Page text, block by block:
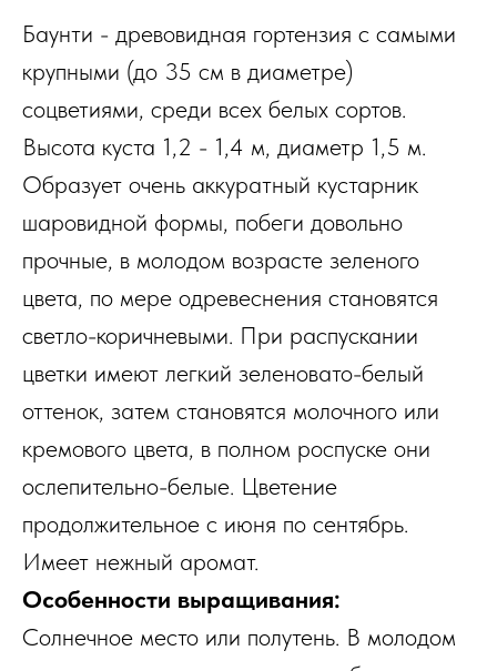
Баунти - древовидная гортензия с самыми
крупными (до 35 см в диаметре)
соцветиями, среди всех белых сортов.
Высота куста 1,2 - 1,4 м, диаметр 1,5 м.
Образует очень аккуратный кустарник
шаровидной формы, побеги довольно
прочные, в молодом возрасте зеленого
цвета, по мере одревеснения становятся
светло-коричневыми. При распускании
цветки имеют легкий зеленовато-белый
оттенок, затем становятся молочного или
кремового цвета, в полном роспуске они
ослепительно-белые. Цветение
продолжительное с июня по сентябрь.
Имеет нежный аромат.
Особенности выращивания:
Солнечное место или полутень. В молодом